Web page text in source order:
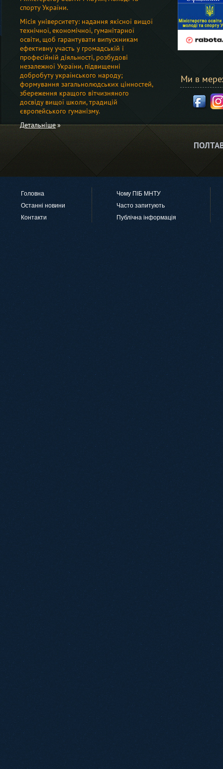
спорту України.
Місія університету: надання якісної вищої
технічної, економічної, гуманітарної
освіти, щоб гарантувати випускникам
ефективну участь у громадській і
професійній діяльності, розбудові
незалежної України, підвищенні
добробуту українського народу;
формування загальнолюдських цінностей,
збереження кращого вітчизняного
досвіду вищої школи, традицій
європейського гуманізму.
Детальніше
Ми в
Головна
Чому ПІБ МНТУ
Останні новини
Часто запитують
Контакти
Публічна інформація